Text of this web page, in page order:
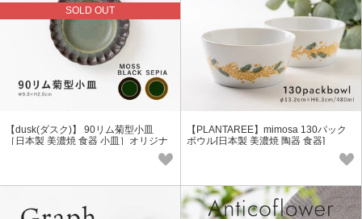
SOLD OUT
【dusk(ダスク)】 90リム菊型小皿
［日本製 美濃焼 食器 小皿］オリジナ
【PLANTAREE】mimosa 130パック
ボウル[日本製 美濃焼 陶器 食器]